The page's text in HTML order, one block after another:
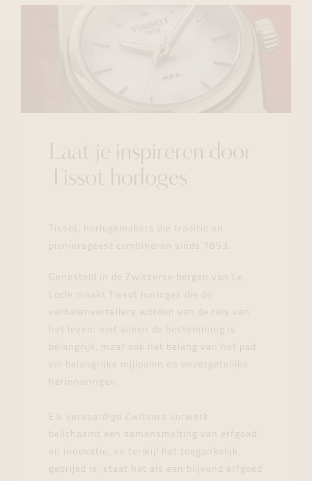
Laat je inspireren door
Tissot horloges
Tissot, horlogemakers die traditie en
pioniersgeest combineren sinds 1853.
Genesteld in de Zwitserse bergen van Le
Locle maakt Tissot horloges die de
verhalenvertellers worden van de reis van
het leven: niet alleen de bestemming is
belangrijk, maar ook het belang van het pad
vol belangrijke mijlpalen en onvergetelijke
herinneringen.
Elk vervaardigd Zwitsers uurwerk
belichaamt een samensmelting van erfgoed
en innovatie, en terwijl het toegankelijk
geprijsd is, staat het als een blijvend erfgoed